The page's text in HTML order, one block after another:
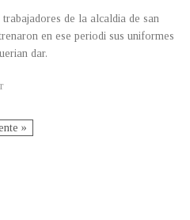
de la alcaldia de san
en ese periodi sus uniformes
dar.
»